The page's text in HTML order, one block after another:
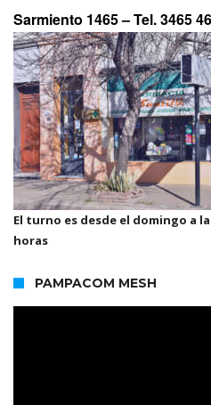
Sarmiento 1465 –Tel. 3465
El turno es desde el domingo a
horas
PAMPACOM MESH